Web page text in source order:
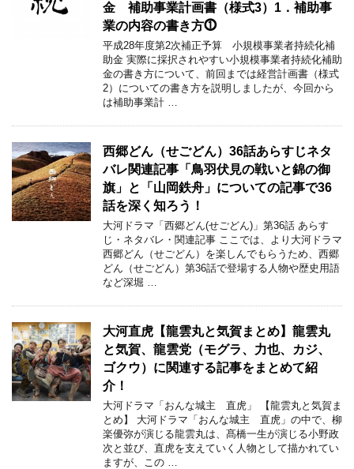
金 補助事業計画書（様式3）1．補助事
業の内容の書き方⓵
平成28年度第2次補正予算 小規模事業者持続化補
助金 実際に採択されやすい小規模事業者持続化補助
金の書き方について、前回までは経営計画書（様式
2）についての書き方を説明しましたが、今回から
は補助事業計 …
西郷どん（せごどん）36話あらすじネタ
バレ関連記事「鳥羽伏見の戦いと錦の御
旗」と「山岡鉄舟」についての記事で36
話を深く知ろう！
大河ドラマ「西郷どん(せごどん)」第36話 あらす
じ・ネタバレ・関連記事 ここでは、より大河ドラマ
西郷どん（せごどん）を楽しんでもらうため、西郷
どん（せごどん）第36話で登場する人物や歴史用語
など深堀 …
大河直虎【龍雲丸と気賀まとめ】龍雲丸
と気賀、龍雲党（モグラ、力也、カジ、
ゴクウ）に関連する記事をまとめて紹
介！
大河ドラマ「おんな城主 直虎」 【龍雲丸と気賀ま
とめ】 大河ドラマ「おんな城主 直虎」の中で、柳
楽優弥が演じる龍雲丸は、髙橋一生が演じる小野政
次と並び、直虎を支えていく人物として描かれてい
ますが、この …